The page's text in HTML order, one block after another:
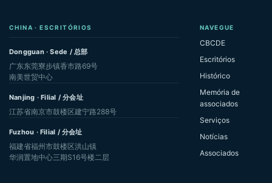
CHINA · ESCRITÓRIOS
Dongguan · Sede / 总部
广东东莞寮步镇香市路69号
南美世贸中心
Nanjing · Filial / 分会址
江苏省南京市鼓楼区建宁路288号
Fuzhou · Filial / 分会址
福建省福州市鼓楼区洪山镇
华润置地中心三期S16号楼二层
NAVEGUE
CBCDE
Escritórios
Histórico
Memória de
associados
Serviços
Notícias
Associados